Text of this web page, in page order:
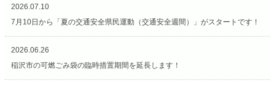
2026.07.10
7月10日から「夏の交通安全県民運動（交通安全週間）」がスタートです！
2026.06.26
稲沢市の可燃ごみ袋の臨時措置期間を延長します！